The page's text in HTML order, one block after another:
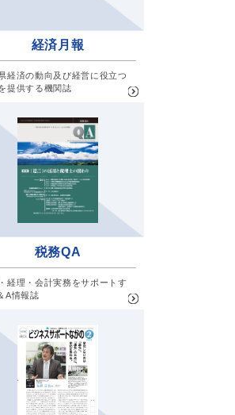
経済月報
経済の動向及び経営に役立つ
提供する機関誌
税務QA
経理・会計実務をサポートす
A情報誌